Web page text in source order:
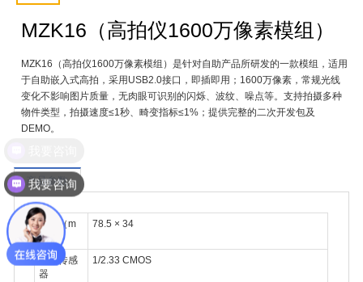
MZK16（高拍仪1600万像素模组）
MZK16（高拍仪1600万像素模组）是针对自助产品所研发的一款模组，适用
于自助嵌入式高拍，采用USB2.0接口，即插即用；1600万像素，常规光线
变化不影响图片质量，无肉眼可识别的闪烁、波纹、噪点等。支持拍摄多种
物件类型，拍摄速度≤1秒、畸变指标≤1% ；提供完整的二次开发包及
DEMO。
产品参数
尺寸（m
m）
78.5 × 34
图像传感
器
1/2.33 CMOS
我要咨询